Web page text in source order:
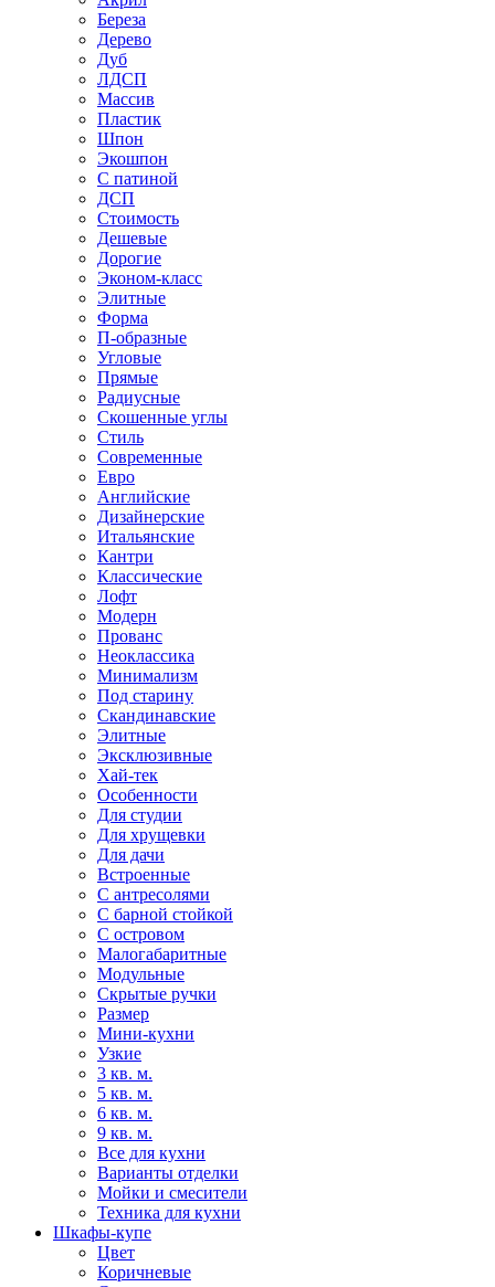
Береза
Дерево
Дуб
ЛДСП
Массив
Пластик
Шпон
Экошпон
С патиной
ДСП
Стоимость
Дешевые
Дорогие
Эконом-класс
Элитные
Форма
П-образные
Угловые
Прямые
Радиусные
Скошенные углы
Стиль
Современные
Евро
Английские
Дизайнерские
Итальянские
Кантри
Классические
Лофт
Модерн
Прованс
Неоклассика
Минимализм
Под старину
Скандинавские
Элитные
Эксклюзивные
Хай-тек
Особенности
Для студии
Для хрущевки
Для дачи
Встроенные
С антресолями
С барной стойкой
С островом
Малогабаритные
Модульные
Скрытые ручки
Размер
Мини-кухни
Узкие
3 кв. м.
5 кв. м.
6 кв. м.
9 кв. м.
Все для кухни
Варианты отделки
Мойки и смесители
Техника для кухни
Шкафы-купе
Цвет
Коричневые